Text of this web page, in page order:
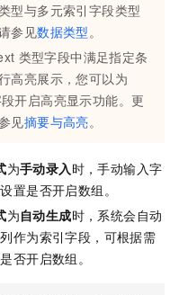
型与多元索引字段类型
参见数据类型。
类型字段中满足指定条
高亮展示，您可以为
开启高亮显示功能。更
见摘要与高亮。
为手动录入时，手动输入字
置是否开启数组。
为自动生成时，系统会自动
作为索引字段，可根据需
否开启数组。